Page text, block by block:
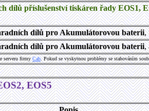
dílů příslušenství tiskáren řady EOS1,
dílů pro Akumulátorovou baterii,
dílů pro Akumulátorovou baterii,
serveru firmyCab. Pokud se vyskytnou problémy se stahováním
EOS5